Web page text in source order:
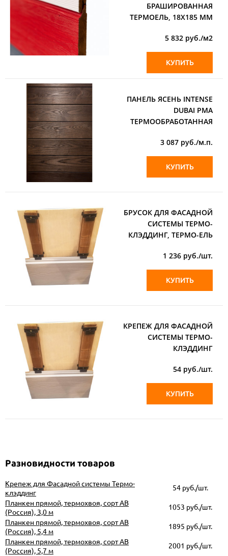
БРАШИРОВАННАЯ
ТЕРМОЕЛЬ, 18Х185 ММ
5 832 руб./м2
КУПИТЬ
ПАНЕЛЬ ЯСЕНЬ INTENSE
DUBAI PMA
ТЕРМООБРАБОТАННАЯ
3 087 руб./м.п.
КУПИТЬ
БРУСОК ДЛЯ ФАСАДНОЙ
СИСТЕМЫ ТЕРМО-
КЛЭДДИНГ, ТЕРМО-ЕЛЬ
1 236 руб./шт.
КУПИТЬ
КРЕПЕЖ ДЛЯ ФАСАДНОЙ
СИСТЕМЫ ТЕРМО-
КЛЭДДИНГ
54 руб./шт.
КУПИТЬ
Разновидности товаров
Крепеж для Фасадной системы Термо-
клэддинг
54руб./шт.
Планкен прямой, термохвоя, сорт АВ
(Россия), 3,0 м
1053 руб./шт.
Планкен прямой, термохвоя, сорт АВ
(Россия), 5,4 м
1895 руб./шт.
Планкен прямой, термохвоя, сорт АВ
(Россия), 5,7 м
2001 руб./шт.